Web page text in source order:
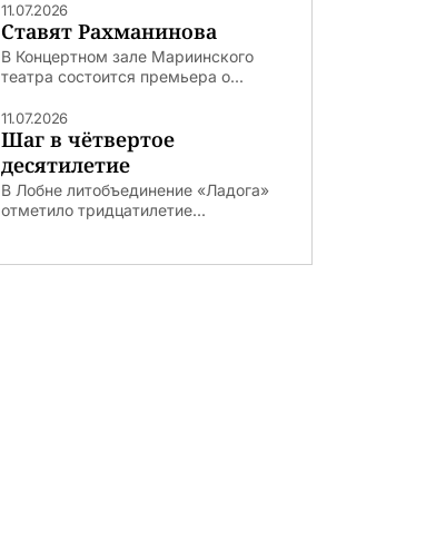
11.07.2026
Ставят Рахманинова
В Концертном зале Мариинского
театра состоится премьера о...
11.07.2026
Шаг в чётвертое
десятилетие
В Лобне литобъединение «Ладога»
отметило тридцатилетие...